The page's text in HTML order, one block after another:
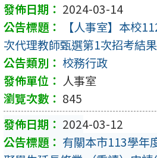
2024-03-14
【人事室】本校
次代理教師甄選第1次招考結
校務行政
人事室
845
2024-03-12
有關本市113學年